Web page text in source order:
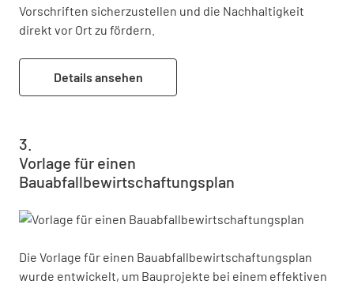
Vorschriften sicherzustellen und die Nachhaltigkeit
direkt vor Ort zu fördern.
Details ansehen
Vorlage für einen
Bauabfallbewirtschaftungsplan
Die Vorlage für einen Bauabfallbewirtschaftungsplan
wurde entwickelt, um Bauprojekte bei einem effektiven